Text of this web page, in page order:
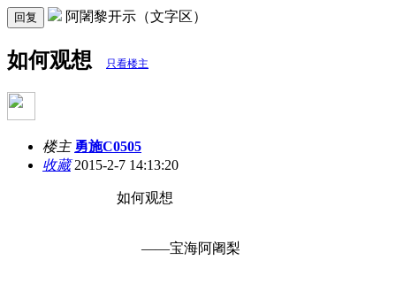
回复 阿闍黎开示（文字区）
如何观想 只看楼主
楼主 勇施C0505
收藏2015-2-7 14:13:20
如何观想
——宝海阿阇梨